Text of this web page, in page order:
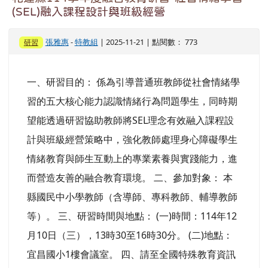
(SEL)融入課程設計與班級經營
研習 張雅惠-特教組 | 2025-11-21 | 點閱數： 773
一、研習目的： 係為引導普通班教師從社會情緒學
習的五大核心能力認識情緒行為問題學生，同時期
望能透過研習協助教師將SEL理念有效融入課程設
計與班級經營策略中，強化教師處理身心障礙學生
情緒教育與師生互動上的專業素養與實踐能力，進
而營造友善的融合教育環境。 二、參加對象： 本
縣國民中小學教師（含導師、專科教師、輔導教師
等）。 三、研習時間與地點： (一)時間：114年12
月10日（三），13時30至16時30分。 (二)地點：
宜昌國小1樓會議室。 四、請至全國特殊教育資訊